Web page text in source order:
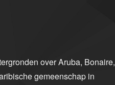
over Aruba, Bonaire,
gemeenschap in